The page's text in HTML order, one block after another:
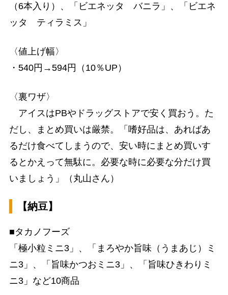
（6本入り）、「ビエネッタ バニラ」、「ビエネ
ッタ ティラミス」
〈値上げ幅〉
・540円→594円（10％UP）
〈裏ワザ〉
アイスはPBやドラッグストアで安く買おう。た
だし、まとめ買いは厳禁。「嗜好品は、あればあ
るだけ食べてしまうので、安い時にまとめ買いす
るとかえって無駄に。必要な時に必要な分だけ買
いましょう」（丸山さん）
【納豆】
■タカノフーズ
「極小粒ミニ3」、「まろやか旨味（うまあじ）ミ
ニ3」、「旨味かつおミニ3」、「旨味ひきわりミ
ニ3」など10商品